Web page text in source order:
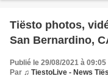
Tiësto photos,
San Bernardino,
Publié le 29/08/2021 à 09:05
Par ♫ TiestoLive - News